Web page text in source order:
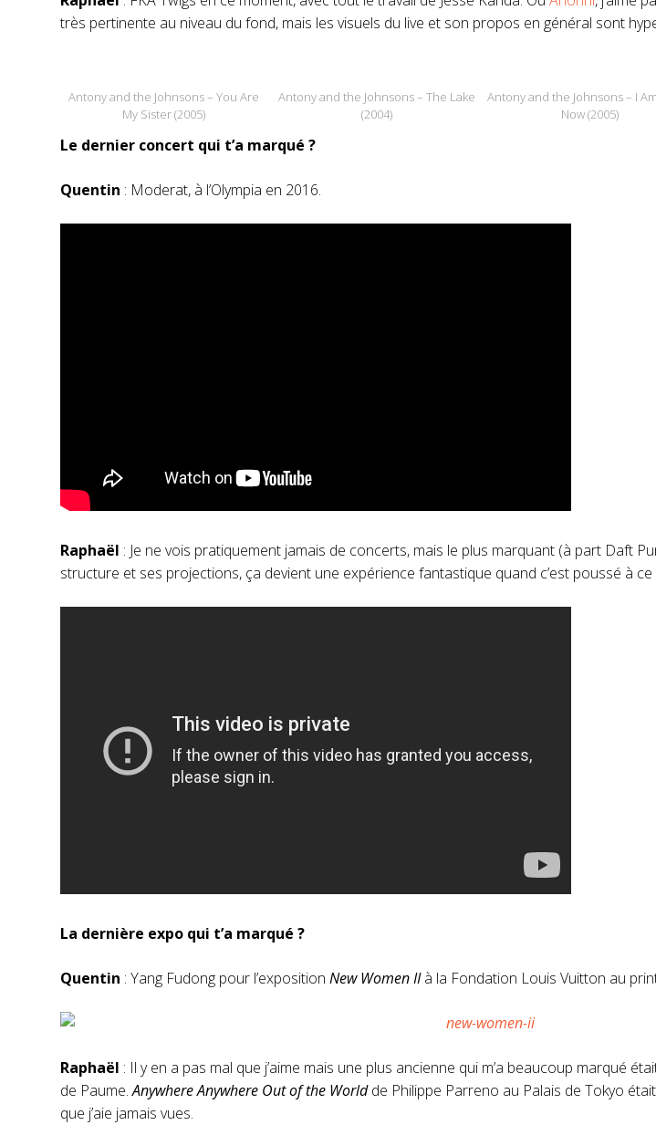
très pertinente au niveau du fond, mais les visuels du live et son propos en général sont
Antony and the Johnsons – You Are
My Sister (2005)
Antony and the Johnsons – The Lake
(2004)
Antony and the Johnsons – I
Now (2005)
Le dernier concert qui t’a marqué ?
Quentin : Moderat, à l’Olympia en 2016.
Raphaël : Je ne vois pratiquement jamais de concerts, mais le plus marquant (à part Daft
structure et ses projections, ça devient une expérience fantastique quand c’est poussé à ce
La dernière expo qui t’a marqué ?
Quentin : Yang Fudong pour l’exposition New Women IIà la Fondation Louis Vuitton au
Raphaël : Il y en a pas mal que j’aime mais une plus ancienne qui m’a beaucoup marqué
de Paume.Anywhere Anywhere Out of the Worldde Philippe Parreno au Palais de Tokyo
que j’aie jamais vues.